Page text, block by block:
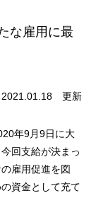
な雇用に最
更新
年9月9日に大
回支給が決まっ
雇用促進を図
資金として充て